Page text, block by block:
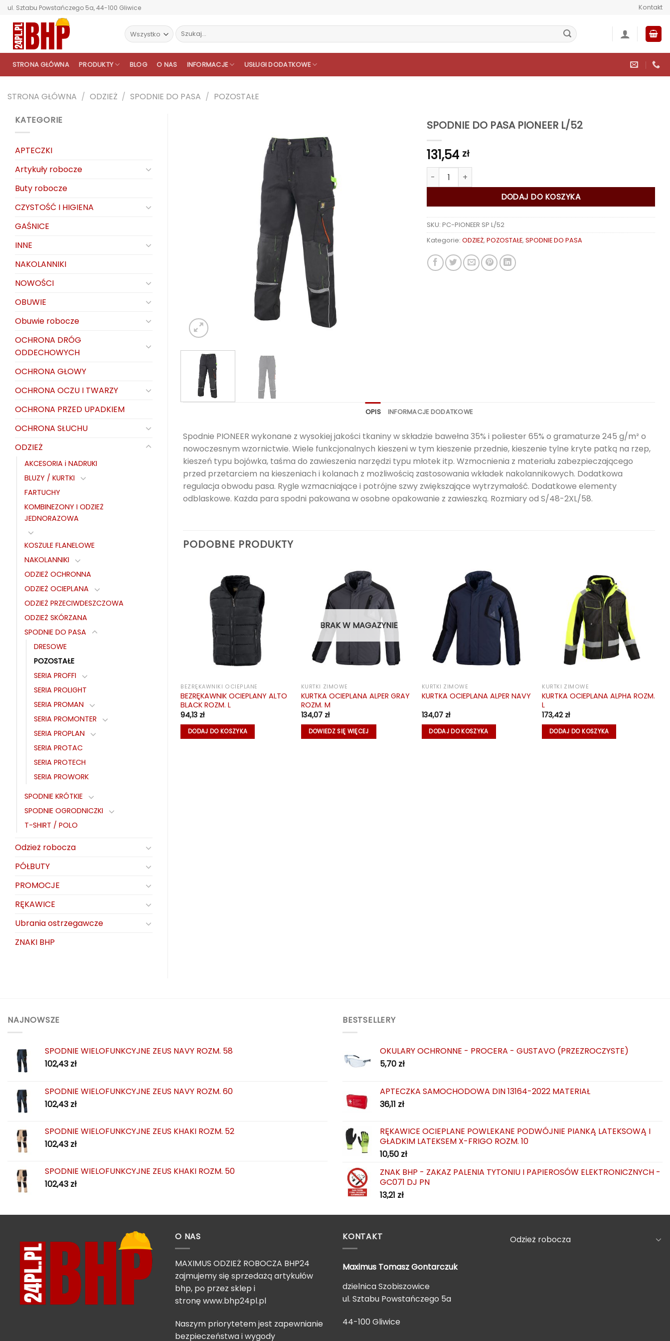
Przewiń
zawartości
ul. Sztabu Powstańczego 5a, 44-100 Gliwice Kontakt
Szukaj:
STRONA GŁÓWNA PRODUKTY BLOG O NAS INFORMACJE USŁUGI DODATKOWE
STRONA GŁÓWNA / ODZIEŻ / SPODNIE DO PASA / POZOSTAŁE
KATEGORIE
APTECZKI
Artykuły robocze
Buty robocze
CZYSTOŚĆ I HIGIENA
GAŚNICE
INNE
NAKOLANNIKI
NOWOŚCI
OBUWIE
Obuwie robocze
OCHRONA DRÓG
ODDECHOWYCH
OCHRONA GŁOWY
OCHRONA OCZU I TWARZY
OCHRONA PRZED UPADKIEM
OCHRONA SŁUCHU
ODZIEŻ
AKCESORIA i NADRUKI
BLUZY / KURTKI
FARTUCHY
KOMBINEZONY I ODZIEŻ
JEDNORAZOWA
KOSZULE FLANELOWE
NAKOLANNIKI
ODZIEŻ OCHRONNA
ODZIEŻ OCIEPLANA
ODZIEŻ PRZECIWDESZCZOWA
ODZIEŻ SKÓRZANA
SPODNIE DO PASA
DRESOWE
POZOSTAŁE
SERIA PROFFI
SERIA PROLIGHT
SERIA PROMAN
SERIA PROMONTER
SERIA PROPLAN
SERIA PROTAC
SERIA PROTECH
SERIA PROWORK
SPODNIE KRÓTKIE
SPODNIE OGRODNICZKI
T-SHIRT / POLO
Odzież robocza
PÓŁBUTY
PROMOCJE
RĘKAWICE
Ubrania ostrzegawcze
ZNAKI BHP
SPODNIE DO PASA PIONEER L/52
131,54 zł
ilość SPODNIE DO PASA PIONEER L/52
DODAJ DO KOSZYKA
SKU: PC-PIONEER SP L/52
Kategorie: ODZIEŻ, POZOSTAŁE, SPODNIE DO PASA
OPIS INFORMACJE DODATKOWE
Spodnie PIONEER wykonane z wysokiej jakości tkaniny w składzie bawełna 35% i poliester 65% o gramaturze 245 g/m² o
nowoczesnym wzornictwie. Wiele funkcjonalnych kieszeni w tym kieszenie przednie, kieszenie tylne kryte patką na rzep,
kieszeń typu bojówka, taśma do zawieszenia narzędzi typu młotek itp. Wzmocnienia z materiału zabezpieczającego
przed przetarciem na kieszeniach i kolanach z możliwością zastosowania wkładek nakolannikowych. Dodatkowa
regulacja obwodu pasa. Rygle wzmacniające i potrójne szwy zwiększające wytrzymałość. Dodatkowe elementy
odblaskowe. Każda para spodni pakowana w osobne opakowanie z zawieszką. Rozmiary od S/48-2XL/58.
PODOBNE PRODUKTY
BEZRĘKAWNIKI OCIEPLANE
BEZRĘKAWNIK OCIEPLANY ALTO
BLACK ROZM. L
94,13 zł
DODAJ DO KOSZYKA
BRAK W MAGAZYNIE
KURTKI ZIMOWE
KURTKA OCIEPLANA ALPER GRAY
ROZM. M
134,07 zł
DOWIEDZ SIĘ WIĘCEJ
KURTKI ZIMOWE
KURTKA OCIEPLANA ALPER NAVY
134,07 zł
DODAJ DO KOSZYKA
KURTKI ZIMOWE
KURTKA OCIEPLANA ALPHA ROZM.
L
173,42 zł
DODAJ DO KOSZYKA
ALTO
KURTKI ZIMOWE
KURTKA OCIEPLANA ALPHA ROZM.
XL
173,42zł
DODAJ DO KOSZYKA
NAJNOWSZE
SPODNIE WIELOFUNKCYJNE ZEUS NAVY ROZM. 58
102,43 zł
SPODNIE WIELOFUNKCYJNE ZEUS NAVY ROZM. 60
102,43 zł
SPODNIE WIELOFUNKCYJNE ZEUS KHAKI ROZM. 52
102,43 zł
SPODNIE WIELOFUNKCYJNE ZEUS KHAKI ROZM. 50
102,43 zł
BESTSELLERY
OKULARY OCHRONNE - PROCERA - GUSTAVO (PRZEZROCZYSTE)
5,70 zł
APTECZKA SAMOCHODOWA DIN 13164-2022 MATERIAŁ
36,11 zł
RĘKAWICE OCIEPLANE POWLEKANE PODWÓJNIE PIANKĄ LATEKSOWĄ I
GŁADKIM LATEKSEM X-FRIGO ROZM. 10
10,50 zł
ZNAK BHP - ZAKAZ PALENIA TYTONIU I PAPIEROSÓW ELEKTRONICZNYCH -
GC071 DJ PN
13,21 zł
O NAS
MAXIMUS ODZIEŻ ROBOCZA BHP24
zajmujemy się sprzedażą artykułów
bhp, po przez sklep i
stronę www.bhp24pl.pl
Naszym priorytetem jest zapewnianie
bezpieczeństwa i wygody
KONTAKT
Maximus TomaszGontarczuk
dzielnica Szobiszowice
ul. Sztabu Powstańczego 5a
44-100 Gliwice
Odzież robocza